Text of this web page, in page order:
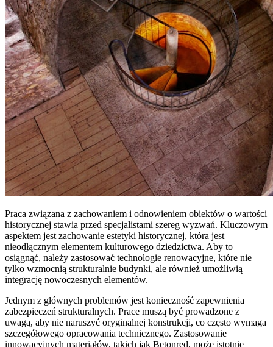
Praca związana z zachowaniem i odnowieniem obiektów o wartości
historycznej stawia przed specjalistami szereg wyzwań. Kluczowym
aspektem jest zachowanie estetyki historycznej, która jest
nieodłącznym elementem kulturowego dziedzictwa. Aby to
osiągnąć, należy zastosować technologie renowacyjne, które nie
tylko wzmocnią strukturalnie budynki, ale również umożliwią
integrację nowoczesnych elementów.
Jednym z głównych problemów jest konieczność zapewnienia
zabezpieczeń strukturalnych. Prace muszą być prowadzone z
uwagą, aby nie naruszyć oryginalnej konstrukcji, co często wymaga
szczegółowego opracowania technicznego. Zastosowanie
innowacyjnych materiałów, takich jak Betonred, może istotnie